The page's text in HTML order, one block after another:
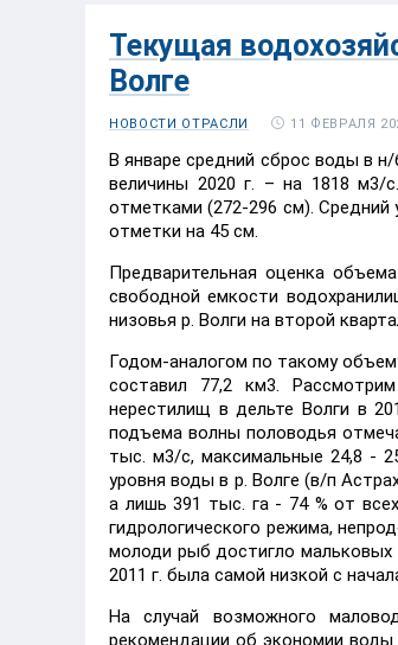
Текущая
Волге
НОВОСТИ ОТРАСЛИ 11 ФЕВРАЛЯ
В январе средний сброс воды в
величины 2020 г. – на 1818 м3/
отметками (272-296 см). Средний
отметки на 45 см.
Предварительная оценка
свободной емкости
низовья р. Волги на второй
Годом-аналогом по такому
составил 77,2 км3.
нерестилищ в дельте Волги в
подъема волны половодья
тыс. м3/с, максимальные 24,8 -
уровня воды в р. Волге (в/п
а лишь 391 тыс. га - 74 % от
гидрологического режима,
молоди рыб достигло мальковых
2011 г. была самой низкой с
На случай возможного
рекомендации об экономии воды